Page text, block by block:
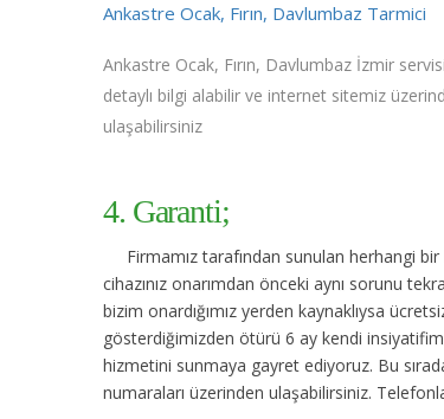
Ankastre Ocak, Fırın, Davlumbaz Tarmici
Ankastre Ocak, Fırın, Davlumbaz İzmir
detaylı bilgi alabilir ve internet sitemiz
ulaşabilirsiniz
4. Garanti;
Firmamız tarafından sunulan herhangi
cihazınız onarımdan önceki aynı sorunu
bizim onardığımız yerden kaynaklıysa
gösterdiğimizden ötürü 6 ay kendi
hizmetini sunmaya gayret ediyoruz. Bu
numaraları üzerinden ulaşabilirsiniz.